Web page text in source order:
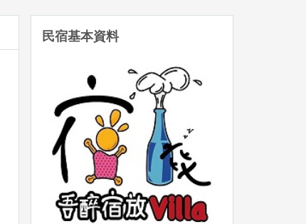
民宿基本資料